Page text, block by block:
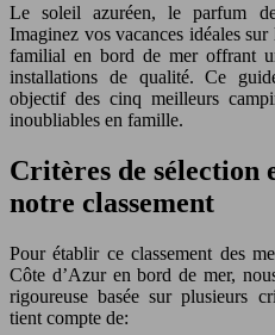
Le soleil azuréen, le parfum
Imaginez vos vacances idéales
familial en bord de mer offrant
installations de qualité. Ce
objectif des cinq meilleurs
inoubliables en famille.
Critères de sélection
notre classement
Pour établir ce classement des
Côte d’Azur en bord de mer,
rigoureuse basée sur plusieurs
tient compte de: